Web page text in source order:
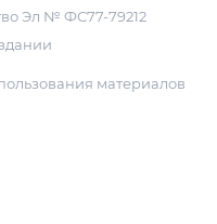
Эл № ФС77-79212
материалов